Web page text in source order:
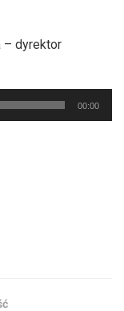
– dyrektor
00:00